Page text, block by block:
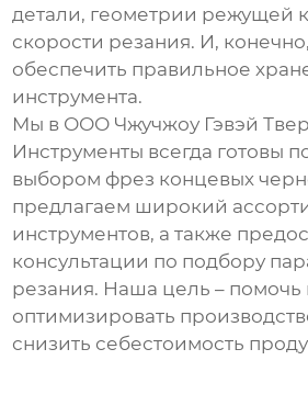
детали, геометрии режущей
скорости резания. И,
обеспечить правильное
инструмента.
Мы в ООО Чжучжоу Гэвэй
Инструменты всегда готовы
выбором фрез концевых
предлагаем широкий
инструментов, а также
консультации по подбору
резания. Наша цель – помочь
оптимизировать
снизить себестоимость